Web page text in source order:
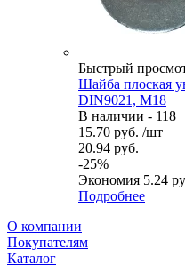
Быстрый
Шайба плоская
DIN9021, М18
В наличии - 118
15.70 руб. /шт
20.94 руб.
-25%
Экономия 5.24
Подробнее
О компании
Покупателям
Каталог